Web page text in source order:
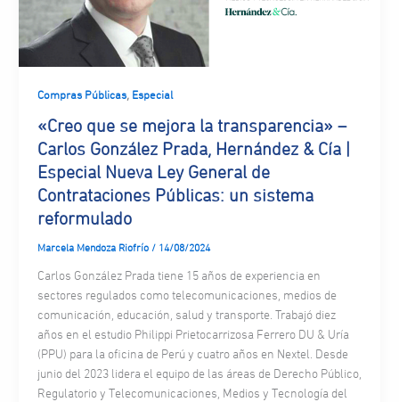
Compras Públicas, Especial
«Creo que se mejora la transparencia» –
Carlos González Prada, Hernández & Cía |
Especial Nueva Ley General de
Contrataciones Públicas: un sistema
reformulado
Marcela Mendoza Riofrío / 14/08/2024
Carlos González Prada tiene 15 años de experiencia en
sectores regulados como telecomunicaciones, medios de
comunicación, educación, salud y transporte. Trabajó diez
años en el estudio Philippi Prietocarrizosa Ferrero DU & Uría
(PPU) para la oficina de Perú y cuatro años en Nextel. Desde
junio del 2023 lidera el equipo de las áreas de Derecho Público,
Regulatorio y Telecomunicaciones, Medios y Tecnología del